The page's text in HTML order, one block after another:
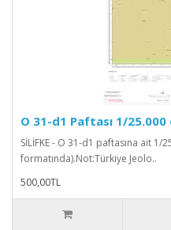
O 31-d1 Paftası 1/
SİLİFKE - O 31-d1 paftasına ait 1/
formatında).Not:Türkiye Jeolo..
500,00TL